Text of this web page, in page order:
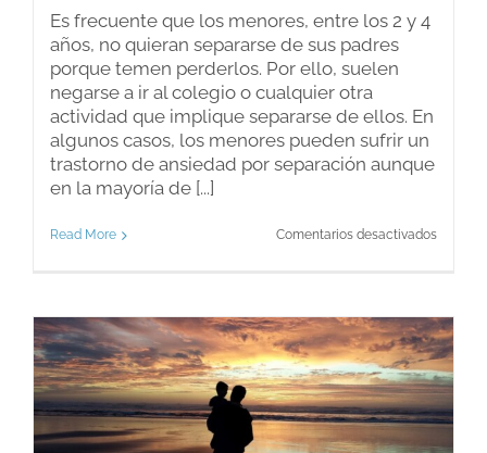
Es frecuente que los menores, entre los 2 y 4
años, no quieran separarse de sus padres
porque temen perderlos. Por ello, suelen
negarse a ir al colegio o cualquier otra
actividad que implique separarse de ellos. En
algunos casos, los menores pueden sufrir un
trastorno de ansiedad por separación aunque
en la mayoría de [...]
Read More Comentarios desactivadosen
de
los
padres.